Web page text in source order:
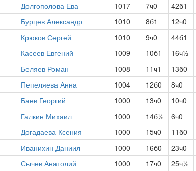
Долгополова Ева 1017 7ч0 42б1
Бурцев Александр 1010 8б1 12ч0
Крюков Сергей 1010 9ч0 44б1
Касеев Евгений 1009 10б1 16ч½
Беляев Роман 1008 11ч1 13б0
Пепеляева Анна 1004 12б0 8ч0
Баев Георгий 1000 13ч0 10ч0
Галкин Михаил 1000 14б½ 6ч0
Догадаева Ксения 1000 15ч0 11б0
Иванихин Даниил 1000 16б0 23ч0
Сычев Анатолий 1000 17ч0 25ч½